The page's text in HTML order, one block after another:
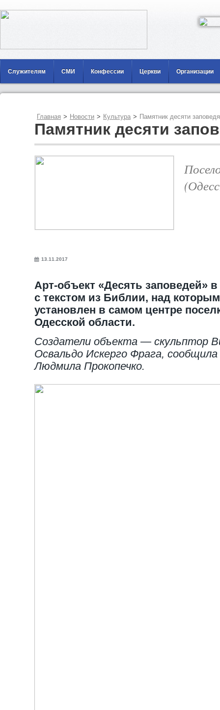
Служителям СМИ Конфессии Церкви Организации
Главная > Новости > Культура > Памятник десяти
Памятник десяти
13.11.2017
Арт-объект «Десять заповедей»
с текстом из Библии, над
установлен в самом центре
Одесской области.
Создатели объекта — скульптор
Освальдо Искерго Фрага, сообщила
Людмила Прокопечко.